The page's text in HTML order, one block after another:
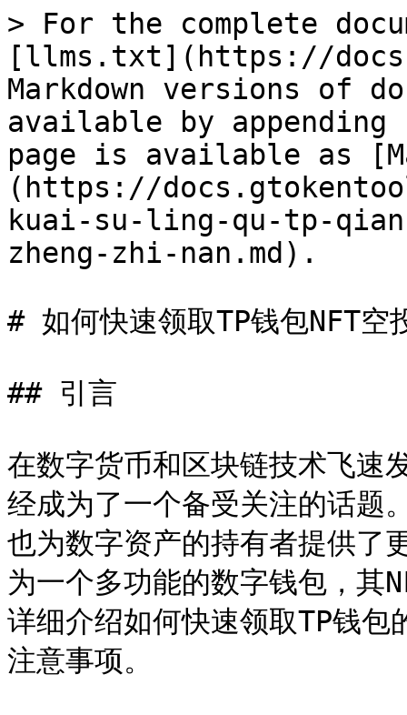
> For the complete
[llms.txt](https://
Markdown versions of
available by
page is available as
(https://
kuai-su-ling-qu-tp-
zheng-zhi-nan.md).
# 如何快速领取TP钱包NFT空
## 引言
在数字货币和区块链技术飞速
经成为了一个备受关注的话题
也为数字资产的持有者提供了
为一个多功能的数字钱包，其
详细介绍如何快速领取TP钱包
注意事项。